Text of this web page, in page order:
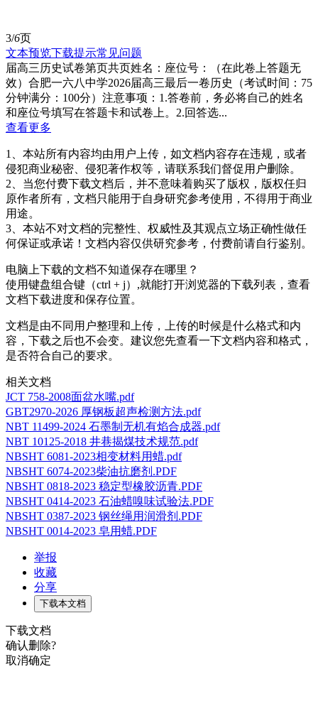
3/6页
文本预览下载提示常见问题
届高三历史试卷第页共页姓名：座位号：（在此卷上答题无
效）合肥一六八中学2026届高三最后一卷历史（考试时间：75
分钟满分：100分）注意事项：1.答卷前，务必将自己的姓名
和座位号填写在答题卡和试卷上。2.回答选...
查看更多
1、本站所有内容均由用户上传，如文档内容存在违规，或者
侵犯商业秘密、侵犯著作权等，请联系我们督促用户删除。
2、当您付费下载文档后，并不意味着购买了版权，版权任归
原作者所有，文档只能用于自身研究参考使用，不得用于商业
用途。
3、本站不对文档的完整性、权威性及其观点立场正确性做任
何保证或承诺！文档内容仅供研究参考，付费前请自行鉴别。
电脑上下载的文档不知道保存在哪里？
使用键盘组合键（ctrl + j）,就能打开浏览器的下载列表，查看
文档下载进度和保存位置。
文档是由不同用户整理和上传，上传的时候是什么格式和内
容，下载之后也不会变。建议您先查看一下文档内容和格式，
是否符合自己的要求。
相关文档
JCT 758-2008面盆水嘴.pdf
GBT2970-2026 厚钢板超声检测方法.pdf
NBT 11499-2024 石墨制无机有焰合成器.pdf
NBT 10125-2018 井巷揭煤技术规范.pdf
NBSHT 6081-2023相变材料用蜡.pdf
NBSHT 6074-2023柴油抗磨剂.PDF
NBSHT 0818-2023 稳定型橡胶沥青.PDF
NBSHT 0414-2023 石油蜡嗅味试验法.PDF
NBSHT 0387-2023 钢丝绳用润滑剂.PDF
NBSHT 0014-2023 皂用蜡.PDF
举报
收藏
分享
下载本文档
下载文档
确认删除?
取消确定